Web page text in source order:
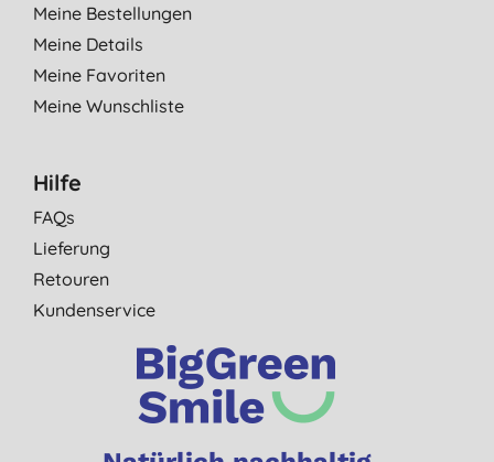
Meine Bestellungen
Meine Details
Meine Favoriten
Meine Wunschliste
Hilfe
FAQs
Lieferung
Retouren
Kundenservice